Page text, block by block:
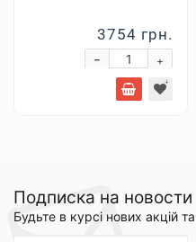
3754 грн.
+
-
Подписка на новости
Будьте в курсі нових акцій